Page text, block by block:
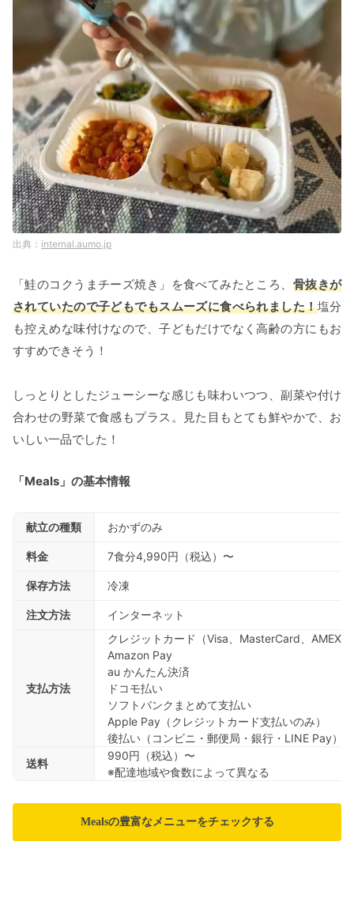
internal.aumo.jp
「鮭のコクうまチーズ焼き」を食べてみたところ、 骨抜きが
されていたので子どもでもスムーズに食べられました！塩分
も控えめな味付けなので、子どもだけでなく高齢の方にもお
すすめできそう！
しっとりとしたジューシーな感じも味わいつつ、副菜や付け
合わせの野菜で食感もプラス。見た目もとても鮮やかで、お
いしい一品でした！
「Meals」の基本情報
献立の種類 おかずのみ
料金 7食分4,990円（税込）〜
保存方法 冷凍
注文方法 インターネット
支払方法
クレジットカード（Visa、MasterCard、AMEX
Amazon Pay
au かんたん決済
ドコモ払い
ソフトバンクまとめて支払い
Apple Pay（クレジットカード支払いのみ）
後払い（コンビニ・郵便局・銀行・LINE Pay）
送料
990円（税込）〜
※配達地域や食数によって異なる
Mealsの豊富なメニューをチェックする